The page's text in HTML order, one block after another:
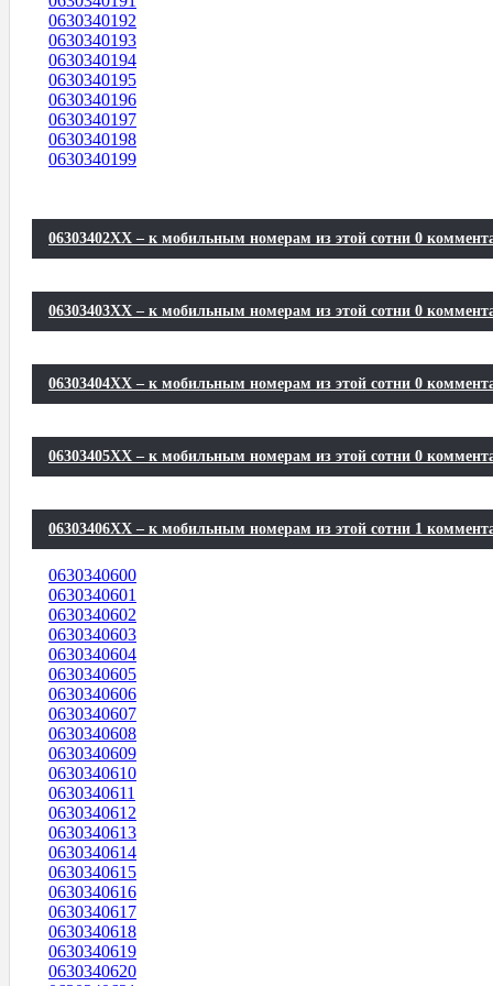
0630340192
0630340193
0630340194
0630340195
0630340196
0630340197
0630340198
0630340199
06303402XX – к мобильным номерам из этой сотни 0
06303403XX – к мобильным номерам из этой сотни 0
06303404XX – к мобильным номерам из этой сотни 0
06303405XX – к мобильным номерам из этой сотни 0
06303406XX – к мобильным номерам из этой сотни 1
0630340600
0630340601
0630340602
0630340603
0630340604
0630340605
0630340606
0630340607
0630340608
0630340609
0630340610
0630340611
0630340612
0630340613
0630340614
0630340615
0630340616
0630340617
0630340618
0630340619
0630340620